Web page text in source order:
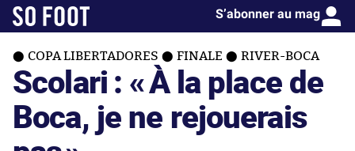
S’abonner au mag
COPA LIBERTADORES FINALE RIVER-BOCA
Scolari : «À la place de
Boca, je ne rejouerais